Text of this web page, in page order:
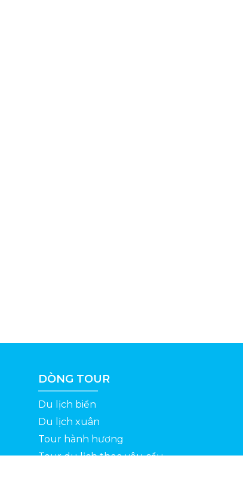
DÒNG TOUR
Du lịch biển
Du lịch xuân
Tour hành hương
Tour du lịch theo yêu cầu